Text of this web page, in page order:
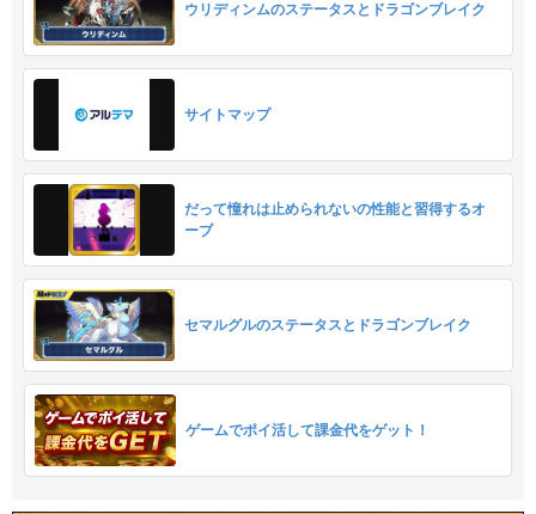
ウリディンムのステータスとドラゴンブレイク
サイトマップ
だって憧れは止められないの性能と習得するオ
ーブ
セマルグルのステータスとドラゴンブレイク
ゲームでポイ活して課金代をゲット！